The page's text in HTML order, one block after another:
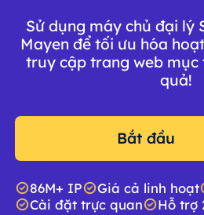
Sử dụng máy chủ đại lý
Mayen để tối ưu hóa
truy cập trang web mục
quả!
Bắt đầu
86M+ IP Giá cả linh hoạt
Cài đặt trực quan
Hỗ trợ